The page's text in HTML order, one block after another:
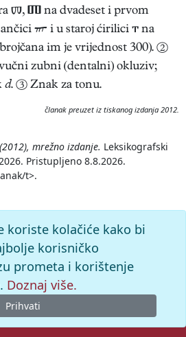
,  na dvadeset i prvom
 i u staroj ćirilici  na
im je vrijednost 300). ②
zubni (dentalni) okluziv;
d. ③ Znak za tonu.
članak preuzet iz tiskanog izdanja 2012.
mrežno izdanje. Leksikografski
Pristupljeno 8.8.2026.
t>.
koriste kolačiće kako bi
korisničko
prometa i korištenje
Doznaj više.
Prihvati
zavodMiroslav Krleža